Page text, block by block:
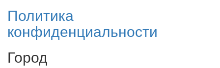
Политика
конфиденциальности
Город